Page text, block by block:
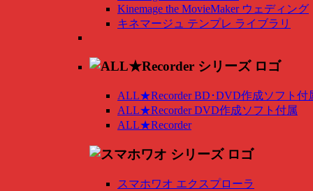
Kinemage the MovieMaker ウェディング
キネマージュ テンプレ ライブラリ
ALL★Recorder BD･DVD作成ソフト付
ALL★Recorder DVD作成ソフト付属
ALL★Recorder
スマホワオ エクスプローラ